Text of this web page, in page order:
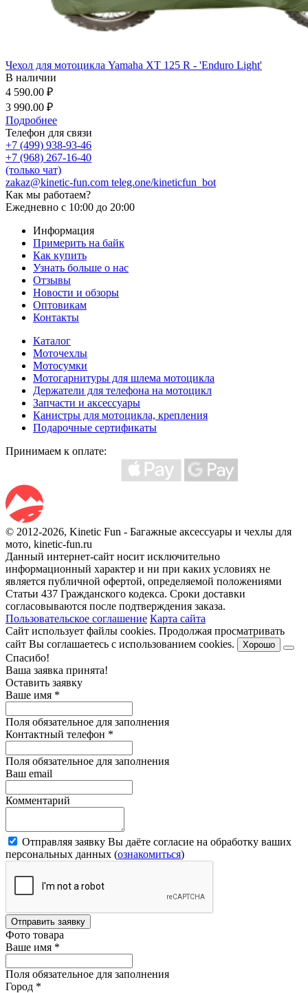
Чехол для мотоцикла Yamaha XT 125 R - 'Enduro Light'
В наличии
4 590.00 ₽
3 990.00 ₽
Подробнее
Телефон для связи
+7 (499) 938-93-46
+7 (968) 267-16-40
(только чат)
zakaz@kinetic-fun.com teleg.one/kineticfun_bot
Как мы работаем?
Ежедневно с 10:00 до 20:00
Информация
Примерить на байк
Как купить
Узнать больше о нас
Отзывы
Новости и обзоры
Оптовикам
Контакты
Каталог
Моточехлы
Мотосумки
Мотогарнитуры для шлема мотоцикла
Держатели для телефона на мотоцикл
Запчасти и аксессуары
Канистры для мотоцикла, крепления
Подарочные сертификаты
Принимаем к оплате:
© 2012-2026, Kinetic Fun - Багажные аксессуары и чехлы для
мото, kinetic-fun.ru
Данный интернет-сайт носит исключительно
информационный характер и ни при каких условиях не
является публичной офертой, определяемой положениями
Статьи 437 Гражданского кодекса. Сроки доставки
согласовываются после подтверждения заказа.
Пользовательское соглашение Карта сайта
Сайт использует файлы cookies. Продолжая просматривать
сайт Вы соглашаетесь с использованием cookies.
Хорошо
Спасибо!
Ваша заявка принята!
Оставить заявку
Ваше имя *
Поля обязательное для заполнения
Контактный телефон *
Поля обязательное для заполнения
Ваш email
Комментарий
Отправляя заявку Вы даёте согласие на обработку ваших
персональных данных (ознакомиться)
Отправить заявку
Фото товара
Ваше имя *
Поля обязательное для заполнения
Город *